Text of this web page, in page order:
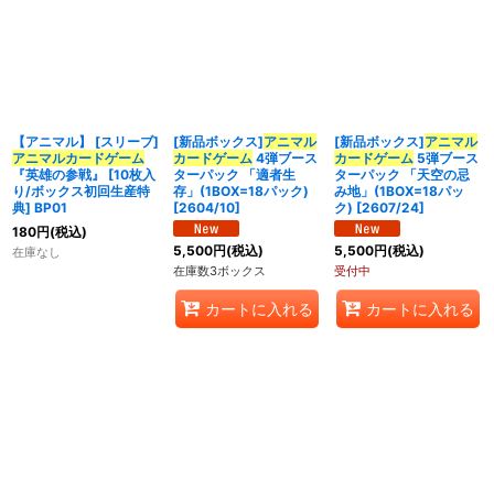
グループ:
絞り込む
【アニマル】 [スリーブ]
アニマルカードゲーム
『英雄の参戦』 [10枚入
り/ボックス初回生産特
典] BP01
180円(税込)
在庫なし
[新品ボックス]アニマル
カードゲーム4弾ブース
ターパック 「適者生
存」(1BOX=18パック)
[2604/10]
5,500円(税込)
在庫数3ボックス
カートに入れる
[新品ボックス]アニマル
カードゲーム5弾ブース
ターパック 「天空の忌
み地」(1BOX=18パッ
ク) [2607/24]
5,500円(税込)
受付中
カートに入れる